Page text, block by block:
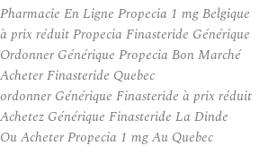
Pharmacie En Ligne Propecia 1 mg Belgique
à prix réduit Propecia Finasteride Générique
Ordonner Générique Propecia Bon Marché
Acheter Finasteride Quebec
ordonner Générique Finasteride à prix réduit
Achetez Générique Finasteride La Dinde
Ou Acheter Propecia 1 mg Au Quebec